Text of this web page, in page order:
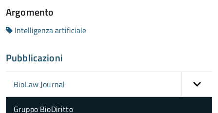
Argomento
Intelligenza artificiale
Pubblicazioni
BioLaw Journal
Gruppo BioDiritto